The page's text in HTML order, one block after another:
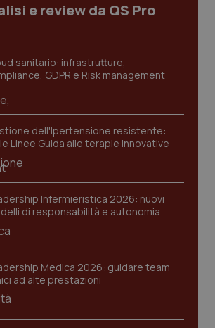
e review da QS Pro
sanitario: infrastrutture,
GDPR e Risk management
dell'Ipertensione resistente:
Linee Guida alle terapie innovative
Infermieristica 2026: nuovi
di responsabilità e autonomia
Medica 2026: guidare team
ad alte prestazioni